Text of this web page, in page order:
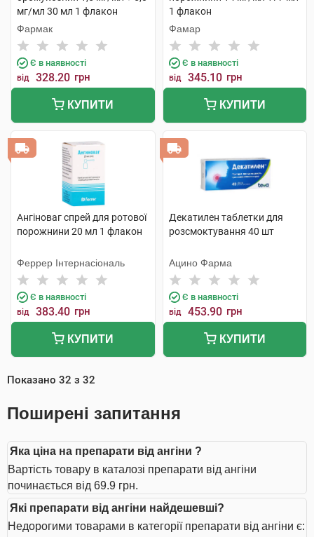
мг/мл 30 мл 1 флакон
Фармак
Є в наявності
від 328.20 грн
КУПИТИ
1 флакон
Фамар
Є в наявності
від 345.10 грн
КУПИТИ
Ангіноваг спрей для ротової
порожнини 20 мл 1 флакон
Феррер Інтернасіональ
Є в наявності
від 383.40 грн
КУПИТИ
Декатилен таблетки для
розсмоктування 40 шт
Ацино Фарма
Є в наявності
від 453.90 грн
КУПИТИ
Показано 32 з 32
Поширені запитання
Яка ціна на препарати від ангіни ?
Вартість товару в каталозі препарати від ангіни
починається від 69.9 грн.
Які препарати від ангіни найдешевші?
Недорогими товарами в категорії препарати від ангіни є: